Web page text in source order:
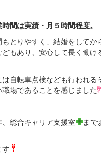
時間は実績・月５時間程度。
もとりやすく、結婚をしてか
もあり、安心して長く働け
は自転車点検なども行われる
場であることを感じました
総合キャリア支援室
まで
す